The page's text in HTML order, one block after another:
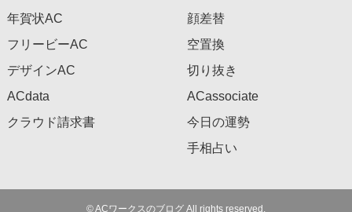
年賀状AC
フリービーAC
デザインAC
ACdata
クラウド請求書
顔差替
空置換
切り抜き
ACassociate
今日の運勢
手相占い
©ACワークスのブログ All rights reserved.